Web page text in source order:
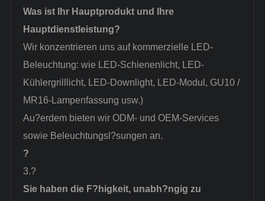
Was ist Ihr Hauptprodukt und Ihre
Hauptdienstleistung?
Wir konzentrieren uns auf kommerzielle LED-
Beleuchtung: wie LED-Schienenlicht, LED-
Kühlergrilllicht, LED-Downlight, LED-Modul, GU10 /
MR16-Lampenfassung usw.)
Au?erdem bieten wir ODM- und OEM-Services
sowie Beleuchtungsl?sungen an.
?
3.?
Sie haben die F?higkeit, unabh?ngig zu